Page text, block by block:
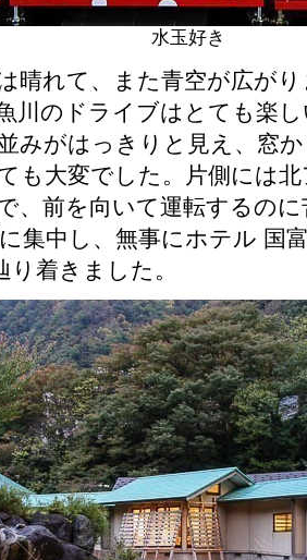
水玉好き
晴れて、また青空が広が
川のドライブはとても楽
みがはっきりと見え、窓
も大変でした。片側には
、前を向いて運転するの
集中し、無事にホテル 国
着きました。